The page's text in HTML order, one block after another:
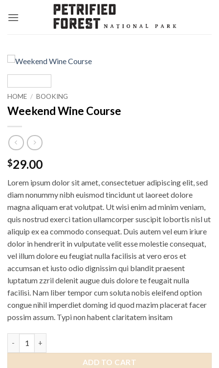
HOME / BOOKING
Weekend Wine Course
$29.00
Lorem ipsum dolor sit amet, consectetuer adipiscing elit, sed
diam nonummy nibh euismod tincidunt ut laoreet dolore
magna aliquam erat volutpat. Ut wisi enim ad minim veniam,
quis nostrud exerci tation ullamcorper suscipit lobortis nisl ut
aliquip ex ea commodo consequat. Duis autem vel eum iriure
dolor in hendrerit in vulputate velit esse molestie consequat,
vel illum dolore eu feugiat nulla facilisis at vero eros et
accumsan et iusto odio dignissim qui blandit praesent
luptatum zzril delenit augue duis dolore te feugait nulla
facilisi. Nam liber tempor cum soluta nobis eleifend option
congue nihil imperdiet doming id quod mazim placerat facer
possim assum. Typi non habent claritatem insitam
ADD TO CART